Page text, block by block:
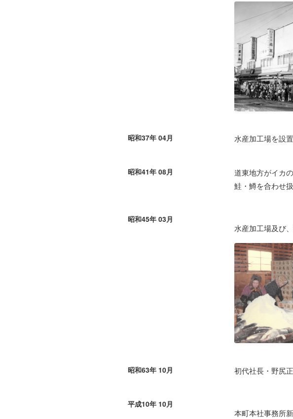
昭和37年 04月 水産加工場を設
昭和41年 08月
道東地方がイカ
鮭・鱒を合わせ
昭和45年 03月
水産加工場及び
昭和63年 10月 初代社長・野尻
平成10年 10月
本町本社事務所